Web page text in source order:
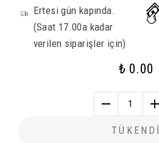
Ertesi gün kapında.
(Saat 17.00a kadar
verilen siparişler için)
₺ 0.00
1
TÜKENDİ